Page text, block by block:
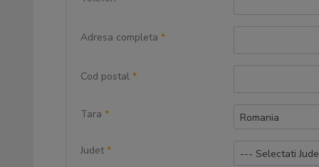
Adresa completa *
Cod postal *
Tara * Romania
Judet * --- Selectati